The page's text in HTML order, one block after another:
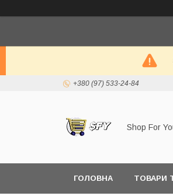
+380 (97) 533-24-84
Shop For
ГОЛОВНА ТОВАРИ